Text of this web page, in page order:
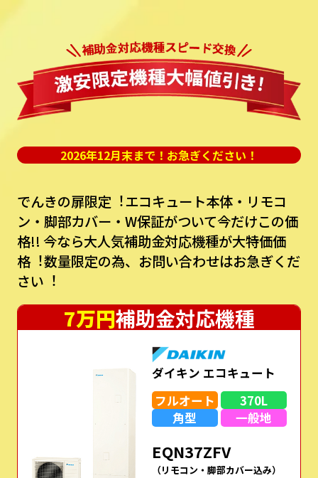
2026年12月末まで！お急ぎください！
でんきの扉限定︕エコキュート本体・リモコ
ン・脚部カバー・W保証がついて今だけこの価
格!! 今なら⼤⼈気補助⾦対応機種が⼤特価価
格︕数量限定の為、お問い合わせはお急ぎくだ
さい︕
7万円補助金対応機種
ダイキン エコキュート
フルオート
370L
角型
一般地
EQN37ZFV
（リモコン・脚部カバー込み）